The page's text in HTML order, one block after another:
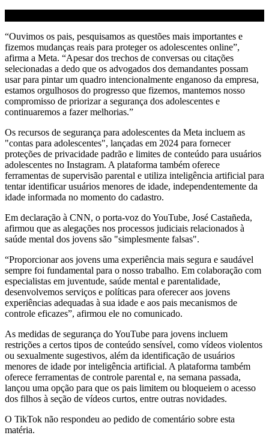
“Ouvimos os pais, pesquisamos as questões mais importantes e
fizemos mudanças reais para proteger os adolescentes online”,
afirma a Meta. “Apesar dos trechos de conversas ou citações
selecionadas a dedo que os advogados dos demandantes possam
usar para pintar um quadro intencionalmente enganoso da empresa,
estamos orgulhosos do progresso que fizemos, mantemos nosso
compromisso de priorizar a segurança dos adolescentes e
continuaremos a fazer melhorias.”
Os recursos de segurança para adolescentes da Meta incluem as
"contas para adolescentes", lançadas em 2024 para fornecer
proteções de privacidade padrão e limites de conteúdo para usuários
adolescentes no Instagram. A plataforma também oferece
ferramentas de supervisão parental e utiliza inteligência artificial para
tentar identificar usuários menores de idade, independentemente da
idade informada no momento do cadastro.
Em declaração à CNN, o porta-voz do YouTube, José Castañeda,
afirmou que as alegações nos processos judiciais relacionados à
saúde mental dos jovens são "simplesmente falsas".
“Proporcionar aos jovens uma experiência mais segura e saudável
sempre foi fundamental para o nosso trabalho. Em colaboração com
especialistas em juventude, saúde mental e parentalidade,
desenvolvemos serviços e políticas para oferecer aos jovens
experiências adequadas à sua idade e aos pais mecanismos de
controle eficazes”, afirmou ele no comunicado.
As medidas de segurança do YouTube para jovens incluem
restrições a certos tipos de conteúdo sensível, como vídeos violentos
ou sexualmente sugestivos, além da identificação de usuários
menores de idade por inteligência artificial. A plataforma também
oferece ferramentas de controle parental e, na semana passada,
lançou uma opção para que os pais limitem ou bloqueiem o acesso
dos filhos à seção de vídeos curtos, entre outras novidades.
O TikTok não respondeu ao pedido de comentário sobre esta
matéria.